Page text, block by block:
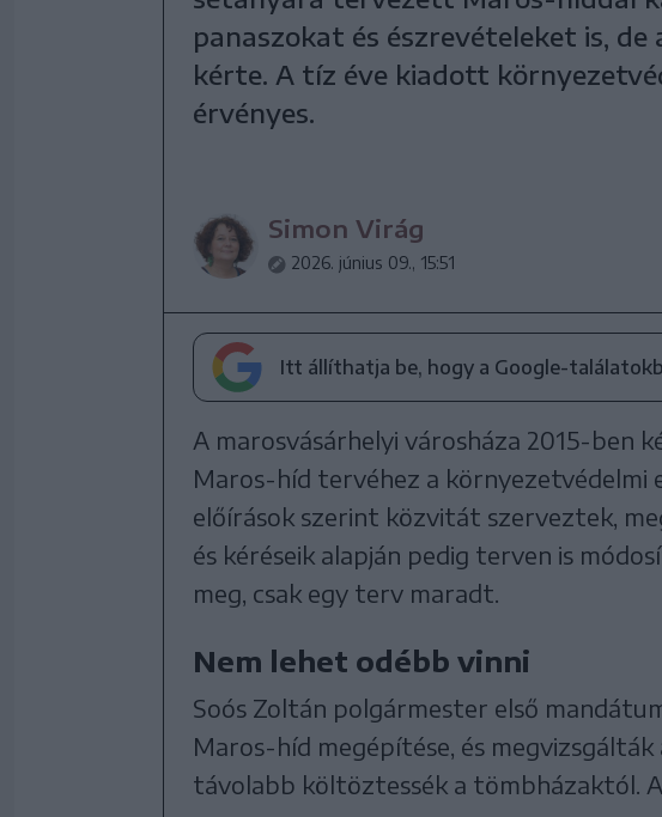
panaszokat és észrevételeket is,
kérte. A tíz éve kiadott
érvényes.
Simon Virág
2026. június 09., 15:51
Itt állíthatja be, hogy a Google-
A marosvásárhelyi városháza 2015-ben
Maros-híd tervéhez a környezetvédelmi
előírások szerint közvitát szerveztek,
és kéréseik alapján pedig terven is
meg, csak egy terv maradt.
Nem lehet odébb vinni
Soós Zoltán polgármester első
Maros-híd megépítése, és
távolabb költöztessék a tömbházaktól.